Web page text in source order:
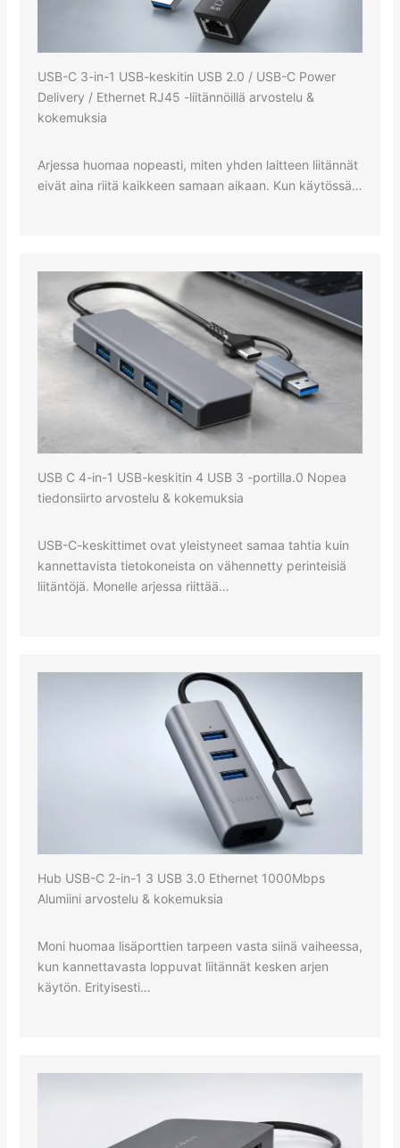
USB-C 3-in-1 USB-keskitin USB 2.0 / USB-C Power
Delivery / Ethernet RJ45 -liitännöillä arvostelu &
kokemuksia
Arjessa huomaa nopeasti, miten yhden laitteen liitännät
eivät aina riitä kaikkeen samaan aikaan. Kun käytössä…
USB C 4-in-1 USB-keskitin 4 USB 3 -portilla.0 Nopea
tiedonsiirto arvostelu & kokemuksia
USB-C-keskittimet ovat yleistyneet samaa tahtia kuin
kannettavista tietokoneista on vähennetty perinteisiä
liitäntöjä. Monelle arjessa riittää…
Hub USB-C 2-in-1 3 USB 3.0 Ethernet 1000Mbps
Alumiini arvostelu & kokemuksia
Moni huomaa lisäporttien tarpeen vasta siinä vaiheessa,
kun kannettavasta loppuvat liitännät kesken arjen
käytön. Erityisesti…